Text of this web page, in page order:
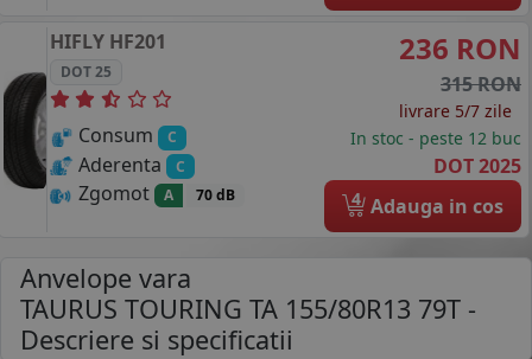
HIFLY HF201
DOT 25
Consum C
Aderenta C
Zgomot A 70 dB
236 RON
315 RON
livrare 5/7 zile
In stoc - peste 12 buc
DOT 2025
4 Adauga in cos
Anvelope vara
TAURUS TOURING TA 155/80R13 79T -
Descriere si specificatii